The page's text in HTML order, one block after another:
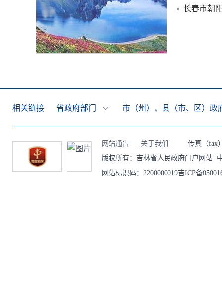
长春市朝
相关链接 省政府部门 市（州）、县（市、区）政
网站通告 关于我们
传真（fax
版权所有：吉林省人民政府门户网站
网站标识码：2200000019吉ICP备